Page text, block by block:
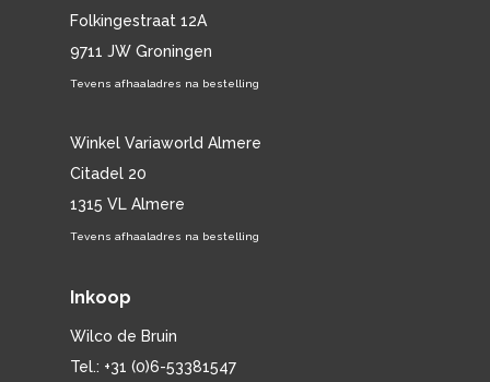
Folkingestraat 12A
9711 JW Groningen
Tevens afhaaladres na bestelling
Winkel Variaworld Almere
Citadel 20
1315 VL Almere
Tevens afhaaladres na bestelling
Inkoop
Wilco de Bruin
Tel.: +31 (0)6-53381547